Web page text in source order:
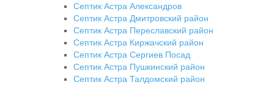
Септик Астра Александров
Септик Астра Дмитровский район
Септик Астра Переславский район
Септик Астра Киржачский район
Септик Астра Сергиев Посад
Септик Астра Пушкинский район
Септик Астра Талдомский район